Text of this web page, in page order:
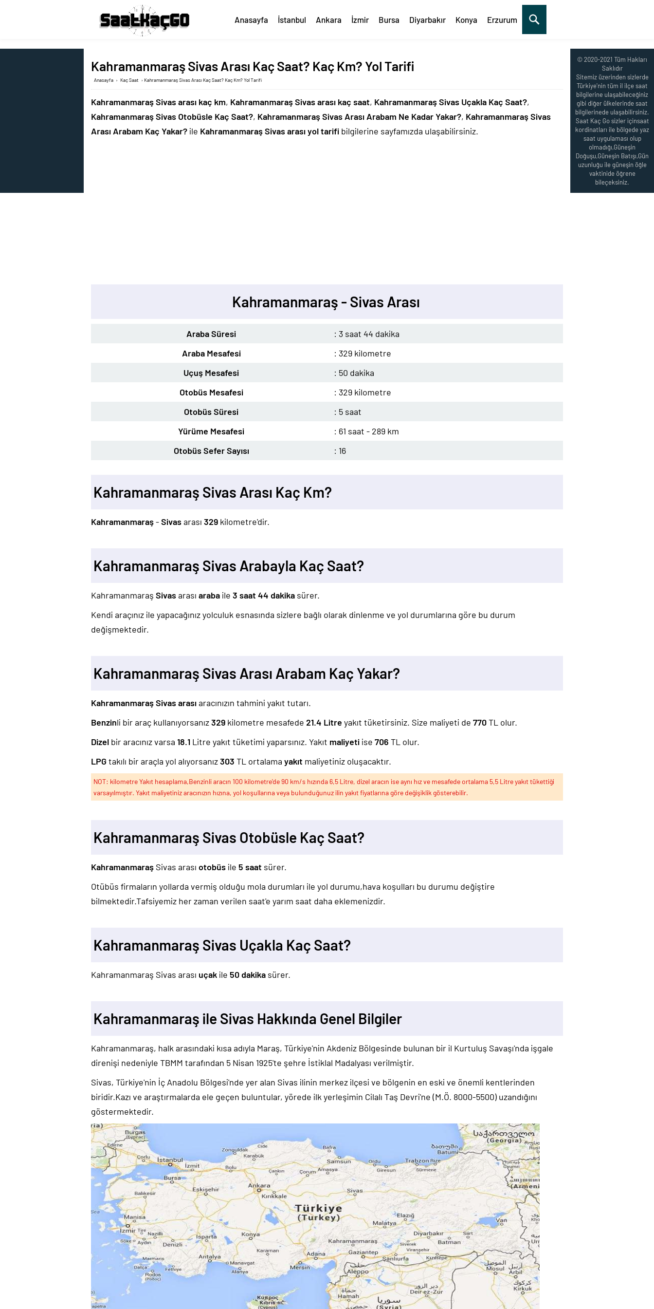
Anasayfa İstanbul Ankara İzmir Bursa Diyarbakır Konya Erzurum
Kahramanmaraş Sivas Arası Kaç Saat? Kaç Km? Yol Tarifi
Anasayfa › Kaç Saat › Kahramanmaraş Sivas Arası Kaç Saat? Kaç Km? Yol Tarifi
Kahramanmaraş Sivas arası kaç km, Kahramanmaraş Sivas arası kaç saat, Kahramanmaraş Sivas Uçakla Kaç Saat?,
Kahramanmaraş Sivas Otobüsle Kaç Saat?, Kahramanmaraş Sivas Arası Arabam Ne Kadar Yakar?, Kahramanmaraş Sivas
Arası Arabam Kaç Yakar? ile Kahramanmaraş Sivas arası yol tarifi bilgilerine sayfamızda ulaşabilirsiniz.
Kahramanmaraş - Sivas Arası
Araba Süresi
: 3 saat 44 dakika
Araba Mesafesi
: 329 kilometre
Uçuş Mesafesi
: 50 dakika
Otobüs Mesafesi
: 329 kilometre
Otobüs Süresi
: 5 saat
Yürüme Mesafesi
: 61 saat - 289 km
Otobüs Sefer Sayısı
: 16
Kahramanmaraş Sivas Arası Kaç Km?
Kahramanmaraş-Sivasarası 329 kilometre'dir.
Kahramanmaraş Sivas Arabayla Kaç Saat?
Kahramanmaraş Sivasarası araba ile 3 saat 44 dakika sürer.
Kendi araçınız ile yapacağınız yolculuk esnasında sizlere bağlı olarak dinlenme ve yol durumlarına göre bu durum
değişmektedir.
Kahramanmaraş Sivas Arası Arabam Kaç Yakar?
Kahramanmaraş Sivas arasıaracınızın tahmini yakıt tutarı.
Benzinli bir araç kullanıyorsanız329 kilometre mesafede 21.4 Litre yakıt tüketirsiniz. Size maliyeti de 770TL olur.
Dizel bir aracınız varsa 18.1 Litre yakıt tüketimi yaparsınız. Yakıt maliyeti ise 706 TL olur.
LPG takılı bir araçla yol alıyorsanız303 TL ortalama yakıt maliyetiniz oluşacaktır.
NOT: kilometre Yakıt hesaplama,Benzinli aracın 100 kilometre'de 90 km/s hızında 6,5 Litre, dizel aracın ise aynı hız ve mesafede ortalama 5,5 Litre yakıt tükettiği
varsayılmıştır. Yakıt maliyetiniz aracınızın hızına, yol koşullarına veya bulunduğunuz ilin yakıt fiyatlarına göre değişiklik gösterebilir.
Kahramanmaraş Sivas Otobüsle Kaç Saat?
Kahramanmaraş Sivas arası otobüs ile 5 saat sürer.
Otübüs firmaların yollarda vermiş olduğu mola durumları ile yol durumu,hava koşulları bu durumu değiştire
bilmektedir.Tafsiyemiz her zaman verilen saat'e yarım saat daha eklemenizdir.
Kahramanmaraş Sivas Uçakla Kaç Saat?
Kahramanmaraş Sivas arası uçak ile 50 dakika sürer.
Kahramanmaraş ile Sivas Hakkında Genel Bilgiler
Kahramanmaraş, halk arasındaki kısa adıyla Maraş, Türkiye'nin Akdeniz Bölgesinde bulunan bir il Kurtuluş Savaşı'nda işgale
direnişi nedeniyle TBMM tarafından 5 Nisan 1925'te şehre İstiklal Madalyası verilmiştir.
Sivas, Türkiye'nin İç Anadolu Bölgesi'nde yer alan Sivas ilinin merkez ilçesi ve bölgenin en eski ve önemli kentlerinden
biridir.Kazı ve araştırmalarda ele geçen buluntular, yörede ilk yerleşimin Cilalı Taş Devri'ne (M.Ö. 8000-5500) uzandığını
göstermektedir.
© 2020-2021 Tüm Hakları
Saklıdır
Sitemiz üzerinden sizlerde
Türkiye'nin tüm il ilçe saat
bilgilerine ulaşabileceğiniz
gibi diğer ülkelerinde saat
bilgilerinede ulaşabilirsiniz.
Saat Kaç Go sizler içinsaat
kordinatları ile bölgede yaz
saat uygulaması olup
olmadığı,Güneşin
Doğuşu,Güneşin Batışı,Gün
uzunluğu ile güneşin öğle
vaktinide öğrene
bileçeksiniz.